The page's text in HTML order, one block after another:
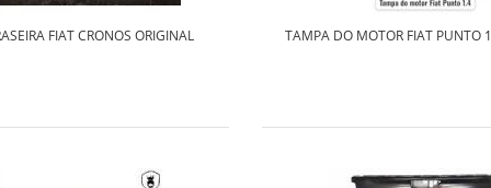
FIAT CRONOS ORIGINAL TAMPA DO MOTOR FIAT PUNTO